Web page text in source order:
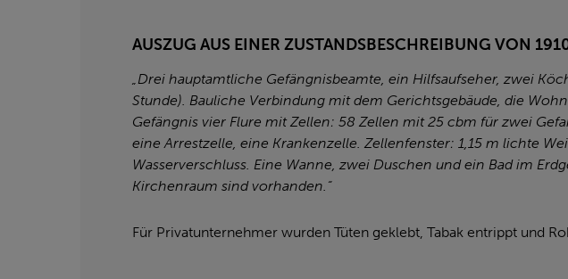
AUSZUG AUS EINER ZUSTANDSBESCHREIBUNG VON
„Drei hauptamtliche Gefängnisbeamte, ein Hilfsaufseher, zwei
Stunde). Bauliche Verbindung mit dem Gerichtsgebäude, die
Gefängnis vier Flure mit Zellen: 58 Zellen mit 25 cbm für zwei
eine Arrestzelle, eine Krankenzelle. Zellenfenster: 1,15 m lichte
Wasserverschluss. Eine Wanne, zwei Duschen und ein Bad im
Kirchenraum sind vorhanden.“
Für Privatunternehmer wurden Tüten geklebt, Tabak entrippt und